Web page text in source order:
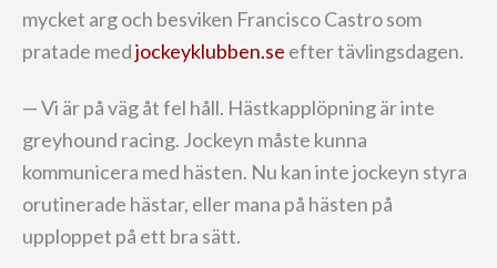
mycket arg och besviken Francisco Castro som
pratade medjockeyklubben.se efter tävlingsdagen.
— Vi är på väg åt fel håll. Hästkapplöpning är inte
greyhound racing. Jockeyn måste kunna
kommunicera med hästen. Nu kan inte jockeyn styra
orutinerade hästar, eller mana på hästen på
upploppet på ett bra sätt.